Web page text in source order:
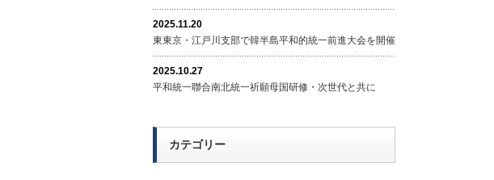
2025.11.20
東東京・江戸川支部で韓半島平和的統一前進大会を開催
2025.10.27
平和統一聯合南北統一祈願母国研修・次世代と共に
カテゴリー